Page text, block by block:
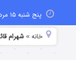
پنج شنبه ۱۵ مرداد ۱۴۰۵
خانه »شهرام